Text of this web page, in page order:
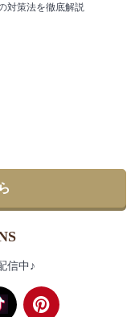
対策法を徹底解説
信中♪